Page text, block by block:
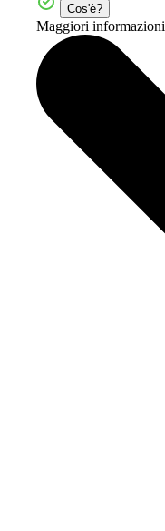
Cos'è?
Maggiori informazioni